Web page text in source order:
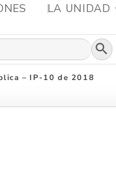
LA UNIDAD
– IP-10 de 2018